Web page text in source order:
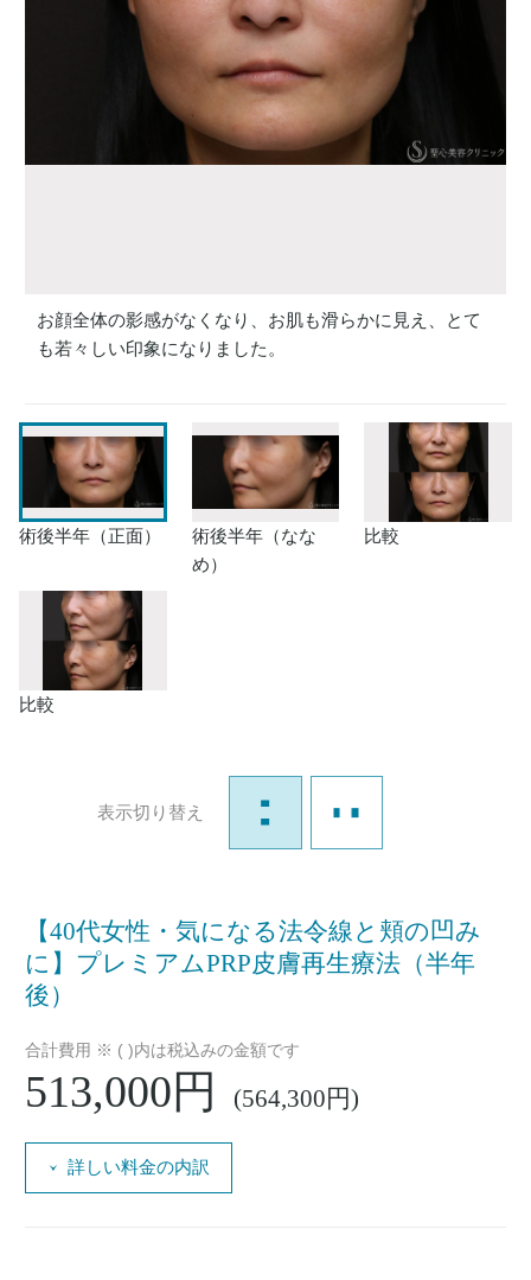
お顔全体の影感がなくなり、お肌も滑らかに見え、とて
も若々しい印象になりました。
術後半年（正面）
術後半年（なな
め）
比較
比較
表示切り替え
【40代女性・気になる法令線と頬の凹み
に】プレミアムPRP皮膚再生療法（半年
後）
合計費用 ※ ( )内は税込みの金額です
513,000円 (564,300円)
詳しい料金の内訳